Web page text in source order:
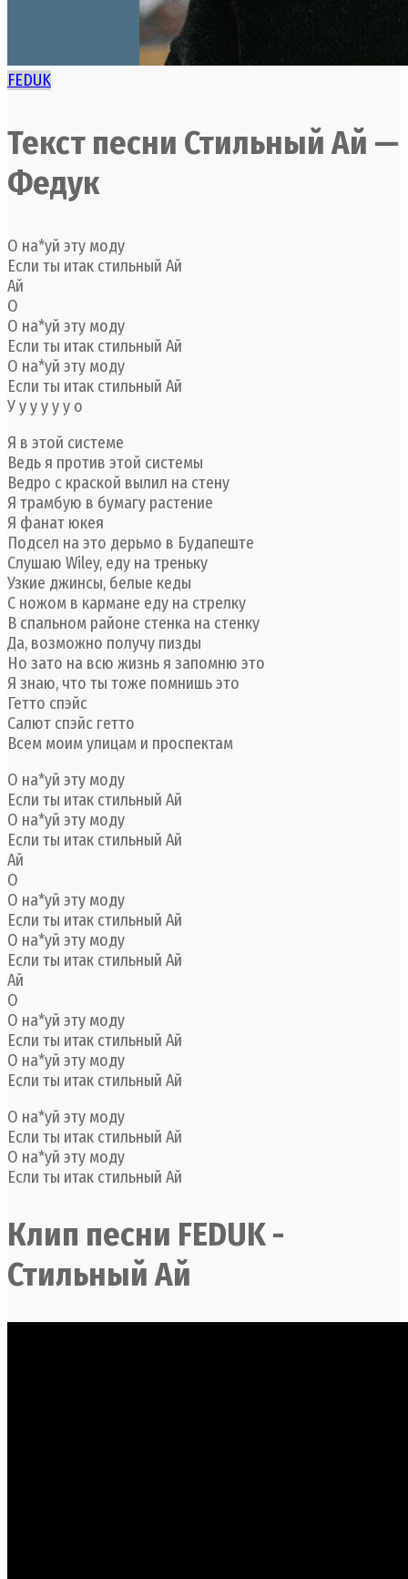
FEDUK
Текст песни Стильный Ай —
Федук
О на*уй эту моду
Если ты итак стильный Ай
Ай
О
О на*уй эту моду
Если ты итак стильный Ай
О на*уй эту моду
Если ты итак стильный Ай
У у у у у у о
Я в этой системе
Ведь я против этой системы
Ведро с краской вылил на стену
Я трамбую в бумагу растение
Я фанат юкея
Подсел на это дерьмо в Будапеште
Слушаю Wiley, еду на треньку
Узкие джинсы, белые кеды
С ножом в кармане еду на стрелку
В спальном районе стенка на стенку
Да, возможно получу пизды
Но зато на всю жизнь я запомню это
Я знаю, что ты тоже помнишь это
Гетто спэйс
Салют спэйс гетто
Всем моим улицам и проспектам
О на*уй эту моду
Если ты итак стильный Ай
О на*уй эту моду
Если ты итак стильный Ай
Ай
О
О на*уй эту моду
Если ты итак стильный Ай
О на*уй эту моду
Если ты итак стильный Ай
Ай
О
О на*уй эту моду
Если ты итак стильный Ай
О на*уй эту моду
Если ты итак стильный Ай
О на*уй эту моду
Если ты итак стильный Ай
О на*уй эту моду
Если ты итак стильный Ай
Клип песни FEDUK -
Стильный Ай